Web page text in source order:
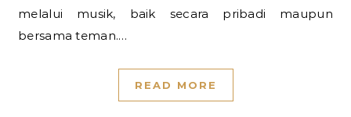
melalui musik, baik secara pribadi maupun
bersama teman.…
READ MORE